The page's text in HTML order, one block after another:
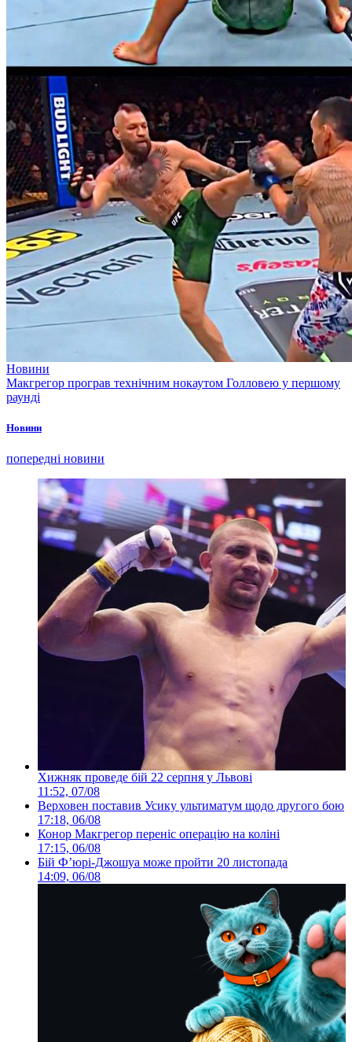
Новини
Макгрегор програв технічним нокаутом Голловею у першому
раунді
Новини
попередні новини
Хижняк проведе бій 22 серпня у Львові
11:52, 07/08
Верховен поставив Усику ультиматум щодо другого бою
17:18, 06/08
Конор Макгрегор переніс операцію на коліні
17:15, 06/08
Бій Ф’юрі-Джошуа може пройти 20 листопада
14:09, 06/08